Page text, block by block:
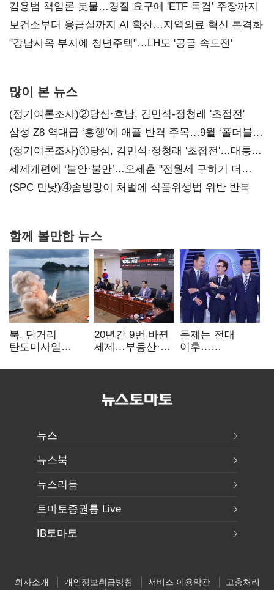
김용범 책임론 봇물…경질 요구에 'ETF 특검' 주장까지
보건소부터 응급실까지 AI 확산…지역의료 혁신 본격화
"강남사옥 부지에 청년주택"…LH도 '공급 속도전'
많이 본 뉴스
(정기여론조사)②당심·호남, 김민석-정청래 '초접전'
삼성 Z8 역대급 ‘흥행’에 애플 반격 주목…9월 ‘폴더블
대전’
(정기여론조사)①당심, 김민석·정청래 '초접전'…대통령
지지도 '50% 아래로'(종합)
세제개편에 ‘불안·불만’…오세훈 "전월세 구하기 더
힘들어질 것"
(SPC 민낯)④솜방망이 처벌에 식품위생법 위반 반복
함께 볼만한 뉴스
북, 단거리
탄도미사일
"즉각 중단 촉구"
20년간 9번 바뀐
세제…부동산·
건드렸다
문제는 전대
이후…
뒤집힐 땐
뉴스
뉴스북
뉴스리듬
토마토증권통 Live
IB토마토
회사소개 개인정보취급방침 서비스 이용약관
고충처리